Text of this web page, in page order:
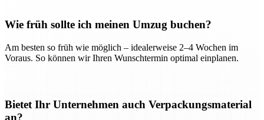
Wie früh sollte ich meinen Umzug buchen?
Am besten so früh wie möglich – idealerweise 2–4 Wochen im
Voraus. So können wir Ihren Wunschtermin optimal einplanen.
Bietet Ihr Unternehmen auch Verpackungsmaterial
an?